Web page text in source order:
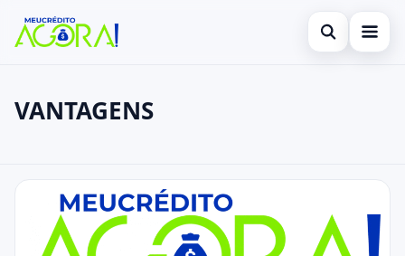
Abrir busca
Finanças
Legal
Pressione Enter para buscar ou ESC para fechar.
VANTAGENS
VANTAGENS